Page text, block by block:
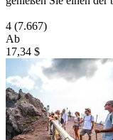
4 (7.667)
Ab
17,34 $